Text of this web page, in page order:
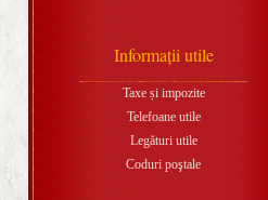
Informaţii utile
Taxe și impozite
Telefoane utile
Legături utile
Coduri poştale